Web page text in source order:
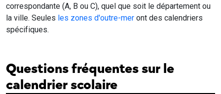
correspondante (A, B ou C), quel que soit le département ou
la ville. Seules les zones d'outre-mer ont des calendriers
spécifiques.
Questions fréquentes sur le
calendrier scolaire